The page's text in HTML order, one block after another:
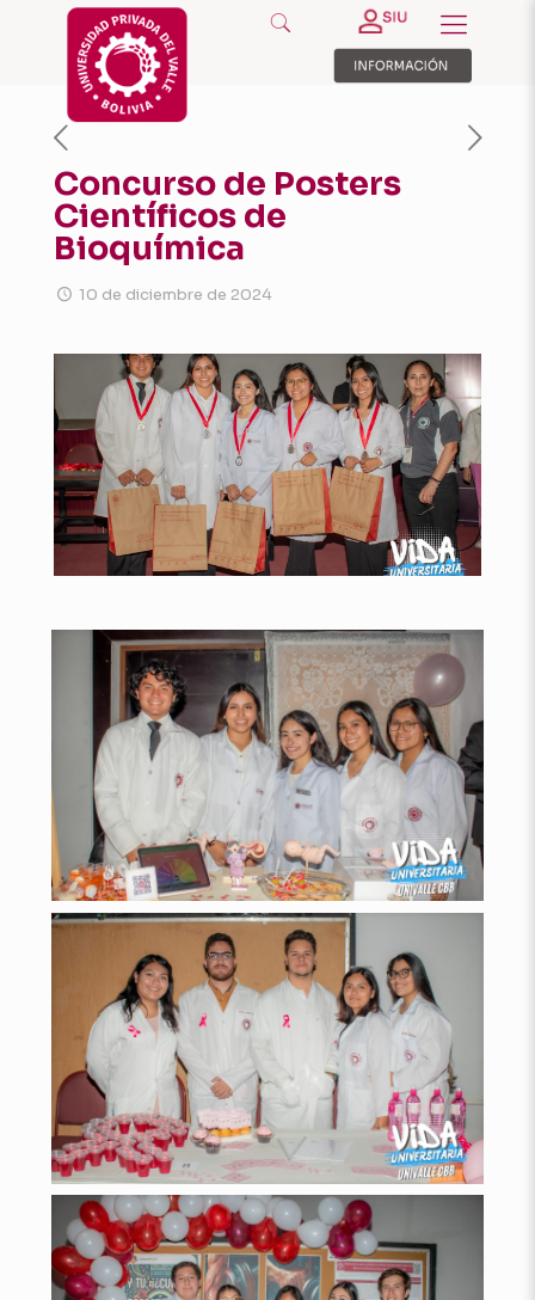
Concurso de Posters
Científicos de
Bioquímica
10 de diciembre de 2024